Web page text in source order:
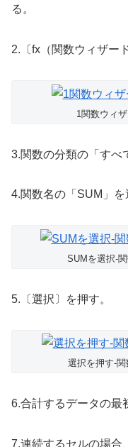
る。
2.〔fx（関数ウィザー
1関数ウィ
3.関数の分類の「すべ
4.関数名の「SUM」を
SUMを選択-
5.〔選択〕を押す。
選択を押す-
6.合計するデータの最
7.連続するセルの場合